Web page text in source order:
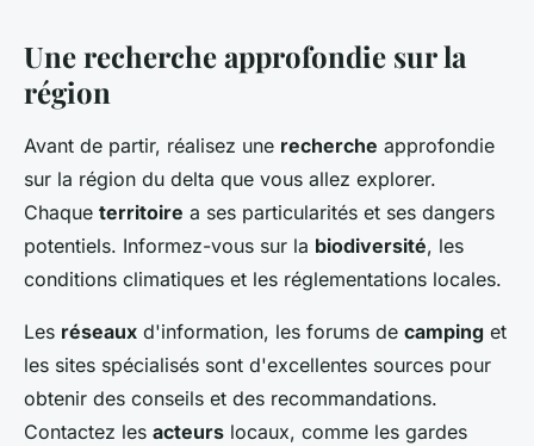
Une recherche approfondie sur la
région
Avant de partir, réalisez une recherche approfondie
sur la région du delta que vous allez explorer.
Chaque territoire a ses particularités et ses dangers
potentiels. Informez-vous sur la biodiversité, les
conditions climatiques et les réglementations locales.
Les réseaux d'information, les forums de camping et
les sites spécialisés sont d'excellentes sources pour
obtenir des conseils et des recommandations.
Contactez les acteurs locaux, comme les gardes